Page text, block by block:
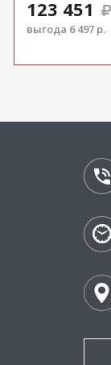
123 451
выгода 6 497 р.